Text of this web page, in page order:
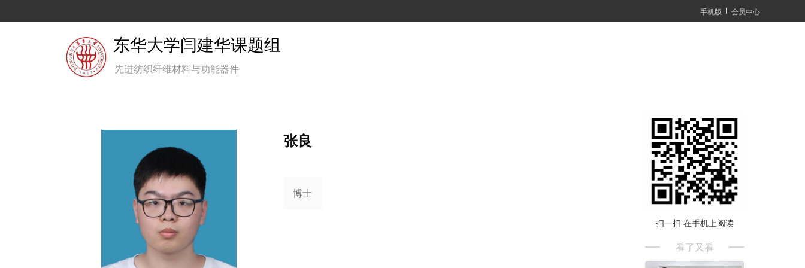
手机版 会员中心
东华大学闫建华课题组
先进纺织纤维材料与功能器件
张良
博士
扫一扫 在手机上阅读
看了又看